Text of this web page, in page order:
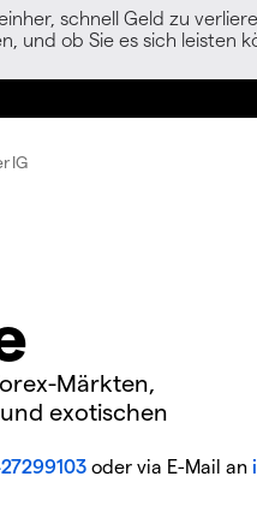
schnell Geld zu
und ob Sie es sich leisten
IG
Märkten,
exotischen
oder via E-Mail an